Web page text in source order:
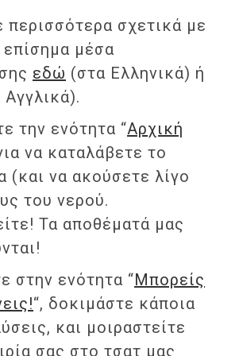
περισσότερα σχετικά με
μέσα
εδώ (στα Ελληνικά) ή
Αγγλικά).
την ενότητα “Αρχική
να καταλάβετε το
(και να ακούσετε λίγο
του νερού.
Τα αποθέματά μας
στην ενότητα “Μπορείς
“, δοκιμάστε κάποια
και μοιραστείτε
σας στο τσατ μας